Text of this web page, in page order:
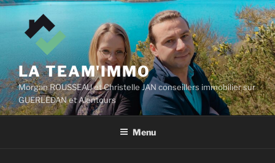
Aller
contenu
LA TEAM'IMMO
Morgan ROUSSEAU et Christelle JAN conseillers immobilier sur
GUERLEDAN et Alentours
Menu